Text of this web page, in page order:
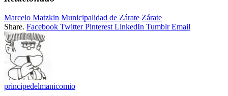
Marcelo Matzkin Municipalidad de Zárate Zárate
Share. Facebook Twitter Pinterest LinkedIn Tumblr Email
principedelmanicomio